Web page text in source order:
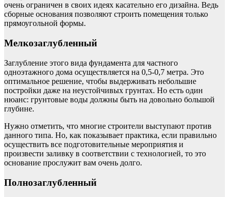
очень ограничен в своих идеях касательно его дизайна. Ведь
сборные основания позволяют строить помещения только
прямоугольной формы.
Мелкозаглубленный
Заглубление этого вида фундамента для частного
одноэтажного дома осуществляется на 0,5-0,7 метра. Это
оптимальное решение, чтобы выдерживать небольшие
постройки даже на неустойчивых грунтах. Но есть один
нюанс: грунтовые воды должны быть на довольно большой
глубине.
Нужно отметить, что многие строители выступают против
данного типа. Но, как показывает практика, если правильно
осуществить все подготовительные мероприятия и
произвести заливку в соответствии с технологией, то это
основание прослужит вам очень долго.
Полнозаглубленный